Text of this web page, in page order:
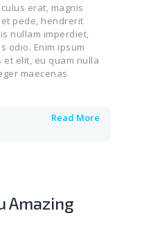
erat, magnis
pede, hendrerit
nullam imperdiet,
odio. Enim ipsum
elit, eu quam nulla
maecenas
Read More
Amazing